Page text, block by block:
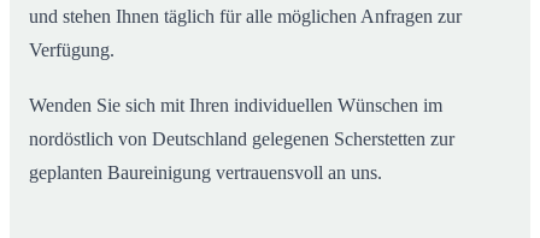
und stehen Ihnen täglich für alle möglichen Anfragen zur
Verfügung.
Wenden Sie sich mit Ihren individuellen Wünschen im
nordöstlich von Deutschland gelegenen Scherstetten zur
geplanten Baureinigung vertrauensvoll an uns.